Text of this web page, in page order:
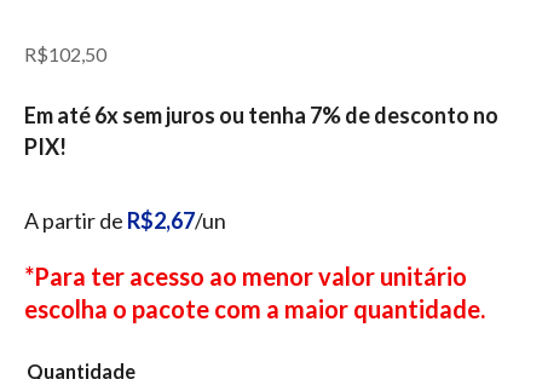
R$102,50
Em até 6x sem juros ou tenha 7% de desconto no
PIX!
A partir de R$2,67/un
*Para ter acesso ao menor valor unitário
escolha o pacote com a maior quantidade.
Quantidade